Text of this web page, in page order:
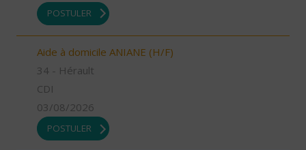
POSTULER
Aide à domicile ANIANE (H/F)
34 - Hérault
CDI
03/08/2026
POSTULER